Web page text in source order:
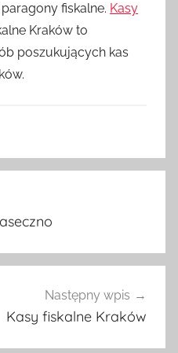
fiskalne. Kasy
Kraków to
poszukujących kas
Następny wpis
Kasy fiskalne Kraków